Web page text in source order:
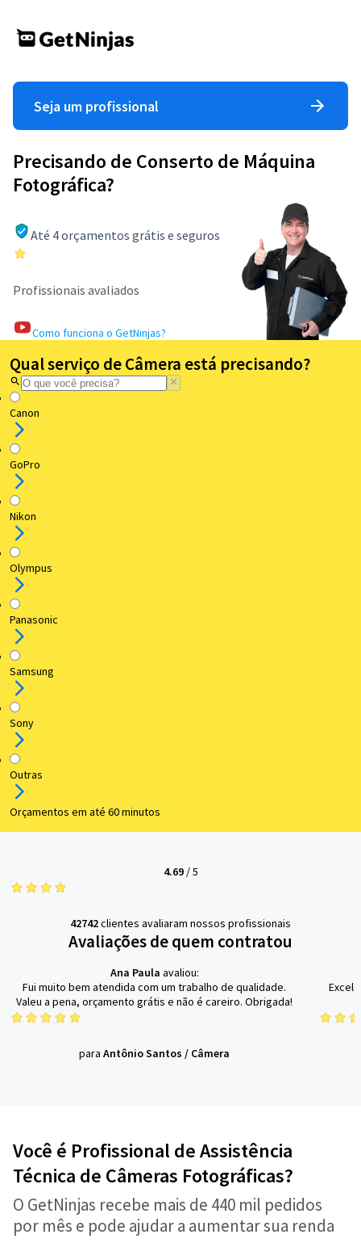
Seja um profissional
Precisando de Conserto de Máquina
Fotográfica?
Até 4 orçamentos grátis e seguros
Profissionais avaliados
Como funciona o GetNinjas?
Qual serviço de Câmera está precisando?
Canon
GoPro
Nikon
Olympus
Panasonic
Samsung
Sony
Outras
Orçamentos em até 60 minutos
4.69/5
42742clientes avaliaram nossos profissionais
Avaliações de quem contratou
Ana Paula avaliou:
Fui muito bem atendida com um trabalho de qualidade.
Valeu a pena, orçamento grátis e não é careiro. Obrigada!
para Antônio Santos / Câmera
Você é Profissional de Assistência
Técnica de Câmeras Fotográficas?
O GetNinjas recebe mais de 440 mil pedidos
por mês e pode ajudar a aumentar sua renda